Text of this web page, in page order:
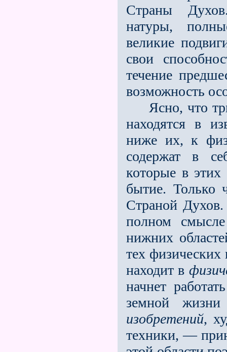
Страны
натуры,
великие
свои
течение
возможность
Ясно, что
находятся в
ниже их, к
содержат в
которые в
бытие. Только
Страной
полном
нижних
тех
находит в
начнет
земной
изобретений,
техники, —